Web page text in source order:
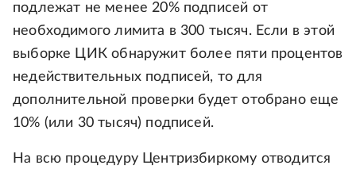
подлежат не менее 20% подписей от
необходимого лимита в 300 тысяч. Если в этой
выборке ЦИК обнаружит более пяти процентов
недействительных подписей, то для
дополнительной проверки будет отобрано еще
10% (или 30 тысяч) подписей.
На всю процедуру Центризбиркому отводится